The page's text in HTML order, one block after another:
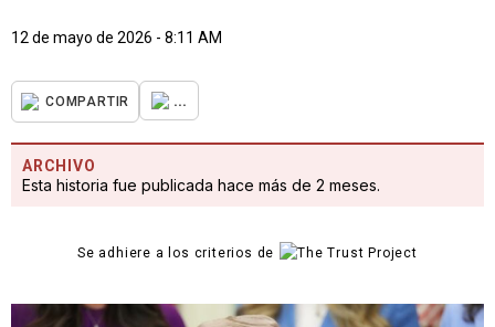
12 de mayo de 2026 - 8:11 AM
COMPARTIR ...
ARCHIVO
Esta historia fue publicada hace más de 2 meses.
Se adhiere a los criterios de